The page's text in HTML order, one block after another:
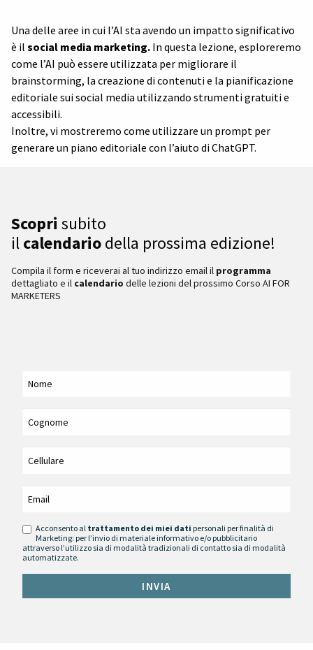
Una delle aree in cui l’AI sta avendo un impatto significativo
è il social media marketing. In questa lezione, esploreremo
come l’AI può essere utilizzata per migliorare il
brainstorming, la creazione di contenuti e la pianificazione
editoriale sui social media utilizzando strumenti gratuiti e
accessibili.
Inoltre, vi mostreremo come utilizzare un prompt per
generare un piano editoriale con l’aiuto di ChatGPT.
Scopri subito
ilcalendariodella prossima edizione!
Compila il form e riceverai al tuo indirizzo email il programma
dettagliato e il calendario delle lezioni del prossimo Corso AI FOR
MARKETERS
Acconsento al trattamento dei miei dati personali per finalità di
Marketing: per l’invio di materiale informativo e/o pubblicitario
attraverso l’utilizzo sia di modalità tradizionali di contatto sia di modalità
automatizzate.